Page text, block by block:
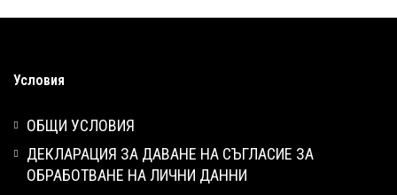
Условия
ОБЩИ УСЛОВИЯ
ДЕКЛАРАЦИЯ ЗА ДАВАНЕ НА СЪГЛАСИЕ ЗА
ОБРАБОТВАНЕ НА ЛИЧНИ ДАННИ